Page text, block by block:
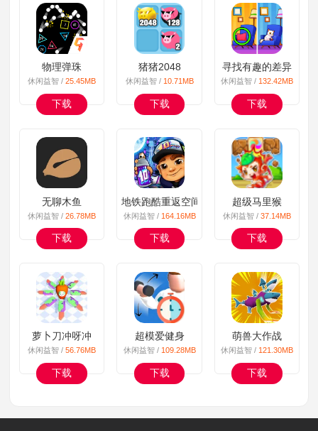
物理弹珠
休闲益智 / 25.45MB
下载
猪猪2048
休闲益智 / 10.71MB
下载
寻找有趣的差异
休闲益智 / 132.42MB
下载
无聊木鱼
休闲益智 / 26.78MB
下载
地铁跑酷重返空间站
休闲益智 / 164.16MB
下载
超级马里猴
休闲益智 /37.14MB
下载
萝卜刀冲呀冲
休闲益智 / 56.76MB
下载
超模爱健身
休闲益智 / 109.28MB
下载
萌兽大作战
休闲益智 /121.30MB
下载